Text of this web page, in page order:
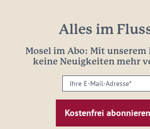
Alles im
Mosel im Abo: Mit
keine Neuigkeiten mehr
Ihre
E-
Mail-
Adresse: